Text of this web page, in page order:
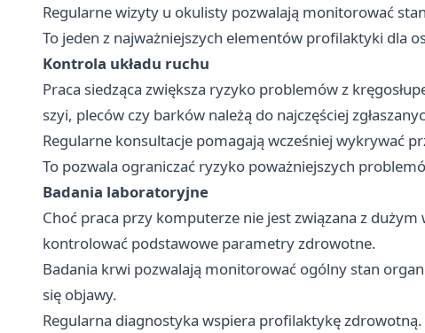
Regularne wizyty u okulisty pozwalają monitorować
To jeden z najważniejszych elementów profilaktyki dla
Kontrola układu ruchu
Praca siedząca zwiększa ryzyko problemów z
szyi, pleców czy barków należą do najczęściej
Regularne konsultacje pomagają wcześniej wykrywać
To pozwala ograniczać ryzyko poważniejszych
Badania laboratoryjne
Choć praca przy komputerze nie jest związana z
kontrolować podstawowe parametry zdrowotne.
Badania krwi pozwalają monitorować ogólny stan
się objawy.
Regularna diagnostyka wspiera profilaktykę zdrowotną.